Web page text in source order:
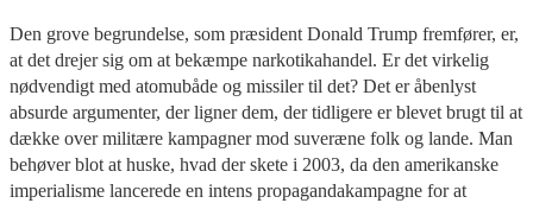
Den grove begrundelse, som præsident Donald Trump fremfører, er,
at det drejer sig om at bekæmpe narkotikahandel. Er det virkelig
nødvendigt med atomubåde og missiler til det? Det er åbenlyst
absurde argumenter, der ligner dem, der tidligere er blevet brugt til at
dække over militære kampagner mod suveræne folk og lande. Man
behøver blot at huske, hvad der skete i 2003, da den amerikanske
imperialisme lancerede en intens propagandakampagne for at